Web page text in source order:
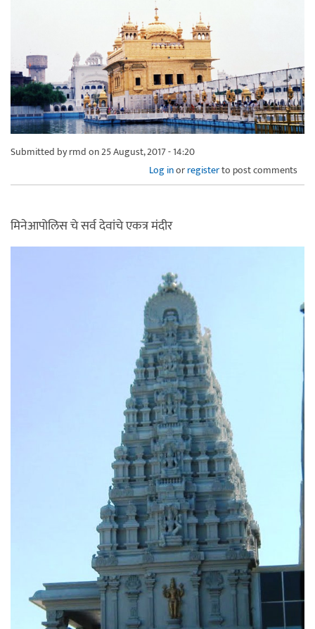
Submitted byrmdon 25 August, 2017 - 14:20
Log inorregisterto post comments
मिनेआपोलिस चे सर्व देवांचे एकत्र मंदीर